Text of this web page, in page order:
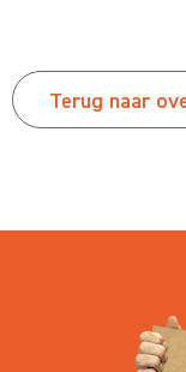
Terug naar